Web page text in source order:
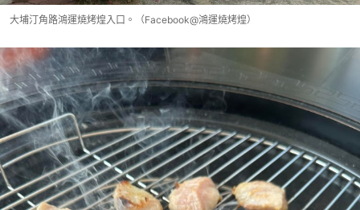
大埔汀角路鴻運燒烤煌入口。（Facebook@鴻運燒烤煌）